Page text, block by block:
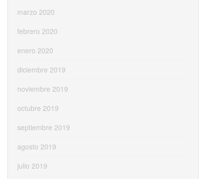
marzo 2020
febrero 2020
enero 2020
diciembre 2019
noviembre 2019
octubre 2019
septiembre 2019
agosto 2019
julio 2019